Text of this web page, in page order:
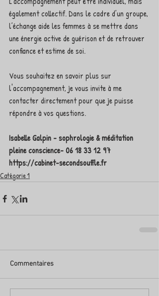
également collectif. Dans le cadre d’un groupe,
l’échange aide les femmes à se mettre dans
une énergie active de guérison et de retrouver
confiance et estime de soi.
Vous souhaitez en savoir plus sur
l'accompagnement, je vous invite à me
contacter directement pour que je puisse
répondre à vos questions.
Isabelle Galpin - sophrologie & méditation
pleine conscience- 06 18 33 12 97
https://cabinet-secondsouffle.fr
Catégorie 1
Commentaires